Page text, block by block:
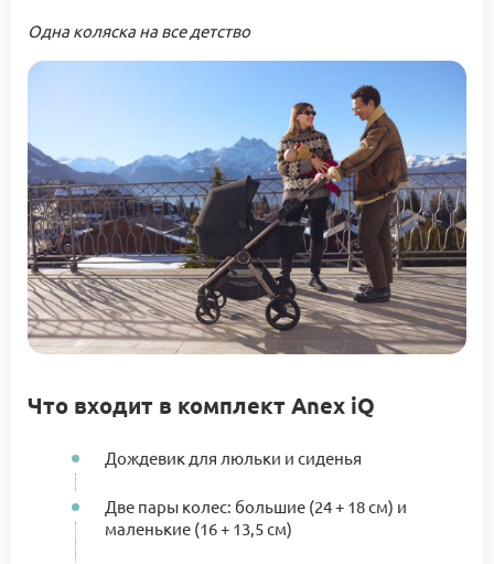
Одна коляска на все детство
Что входит в комплект Anex iQ
Дождевик для люльки и сиденья
Две пары колес: большие (24 + 18 см) и
маленькие (16 + 13,5 см)